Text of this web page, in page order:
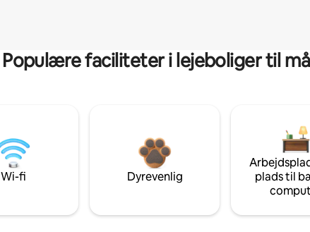
Populære faciliteter i lejeboliger til
Wi-fi Dyrevenlig
plads til